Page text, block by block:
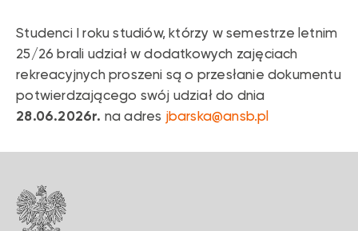
Przewodnik Studenta
Studenci I roku studiów, którzy w semestrze letnim
25/26 brali udział w dodatkowych zajęciach
rekreacyjnych proszeni są o przesłanie dokumentu
potwierdzającego swój udział do dnia
28.06.2026r. na adres jbarska@ansb.pl